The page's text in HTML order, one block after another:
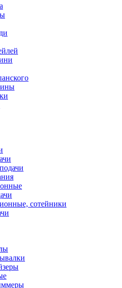
сотейники